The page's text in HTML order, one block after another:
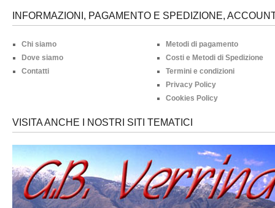
INFORMAZIONI, PAGAMENTO E SPEDIZIONE,
Chi siamo
Dove siamo
Contatti
Metodi di pagamento
Costi e Metodi di Spedizione
Termini e condizioni
Privacy Policy
Cookies Policy
VISITA ANCHE I NOSTRI SITI TEMATICI